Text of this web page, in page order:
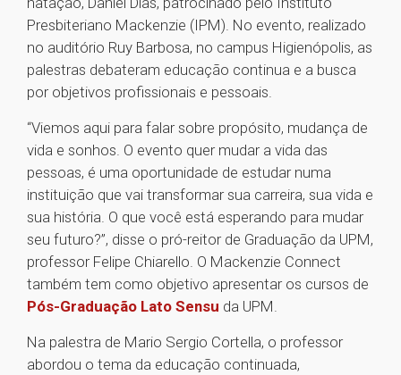
Presbiteriano Mackenzie (IPM). No evento, realizado
no auditório Ruy Barbosa, no campus Higienópolis, as
palestras debateram educação continua e a busca
por objetivos profissionais e pessoais.
“Viemos aqui para falar sobre propósito, mudança de
vida e sonhos. O evento quer mudar a vida das
pessoas, é uma oportunidade de estudar numa
instituição que vai transformar sua carreira, sua vida e
sua história. O que você está esperando para mudar
seu futuro?”, disse o pró-reitor de Graduação da UPM,
professor Felipe Chiarello. O Mackenzie Connect
também tem como objetivo apresentar os cursos de
Pós-Graduação Lato Sensu da UPM.
Na palestra de Mario Sergio Cortella, o professor
abordou o tema da educação continuada,